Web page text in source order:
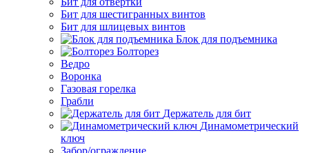
Бит для шестигранных винтов
Бит для шлицевых винтов
Блок для подъемника
Болторез
Ведро
Воронка
Газовая горелка
Грабли
Держатель для бит
Динамометрический
ключ
Забор/ограждение